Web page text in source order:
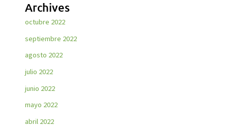
Archives
octubre 2022
septiembre 2022
agosto 2022
julio 2022
junio 2022
mayo 2022
abril 2022